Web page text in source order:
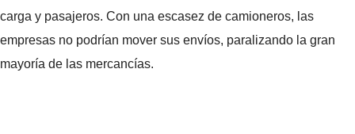
carga y pasajeros. Con una escasez de camioneros, las
empresas no podrían mover sus envíos, paralizando la gran
mayoría de las mercancías.